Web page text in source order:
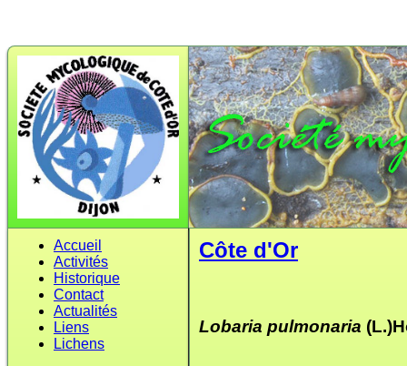
Accueil
Activités
Historique
Contact
Actualités
Liens
Lichens
Côte d'Or
Lobaria pulmonaria